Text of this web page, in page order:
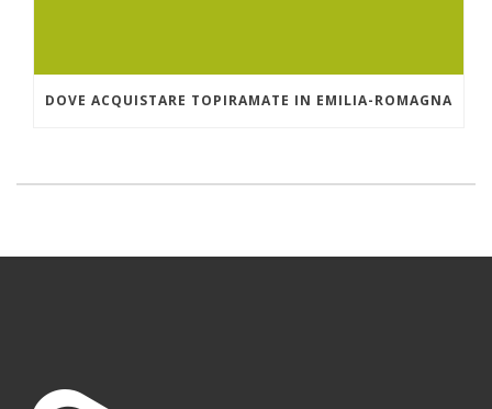
DOVE ACQUISTARE TOPIRAMATE IN EMILIA-ROMAGNA